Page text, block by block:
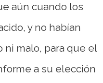
aún cuando los
y no habían
ni malo, para que el
a su elección